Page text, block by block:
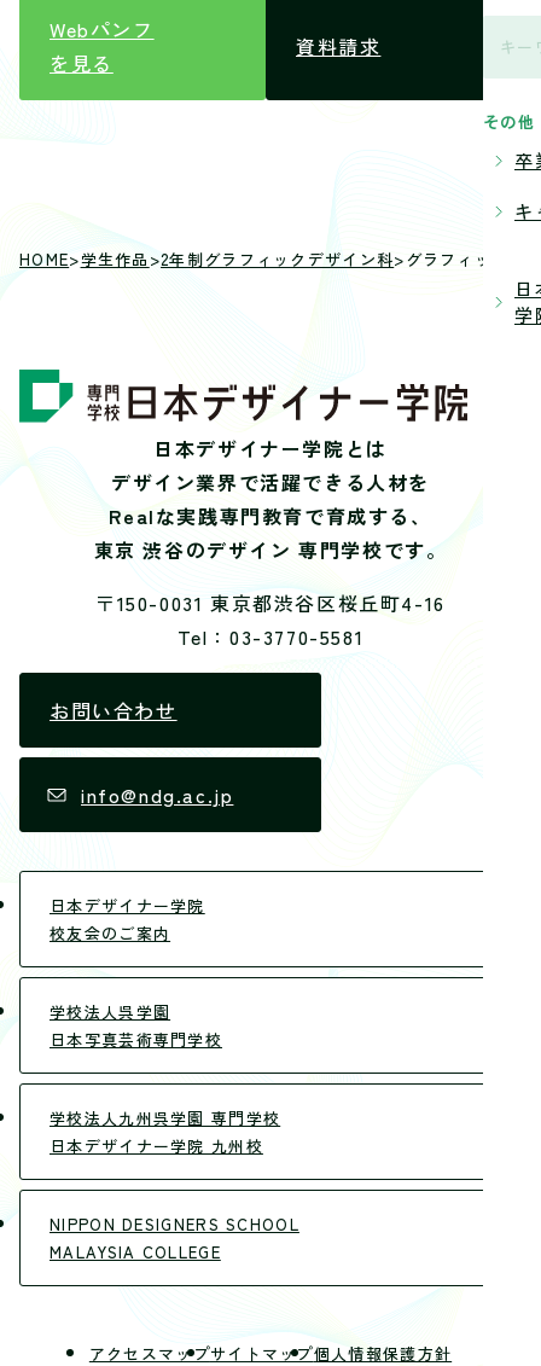
その他
卒
キ
学
Webパンフ
を見る
資料請求
HOME>学生作品 >2年制グラフィックデザイン科>グラフィックデ
日本デザイナー学院とは
デザイン業界で活躍できる人材を
Realな実践専門教育で育成する、
東京 渋谷のデザイン 専門学校です。
〒150-0031 東京都渋谷区桜丘町4-16
Tel：03-3770-5581
お問い合わせ
info@ndg.ac.jp
日本デザイナー学院
校友会のご案内
学校法人呉学園
日本写真芸術専門学校
学校法人九州呉学園 専門学校
日本デザイナー学院 九州校
NIPPON DESIGNERS SCHOOL
MALAYSIA COLLEGE
アクセスマップサイトマップ個人情報保護方針